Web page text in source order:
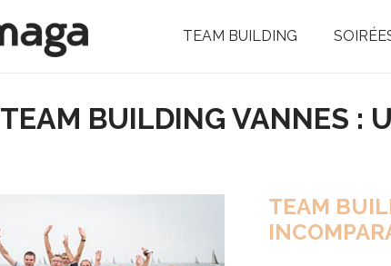
TEAM BUILDING
TEAM BUILDING VANNES :
TEAM